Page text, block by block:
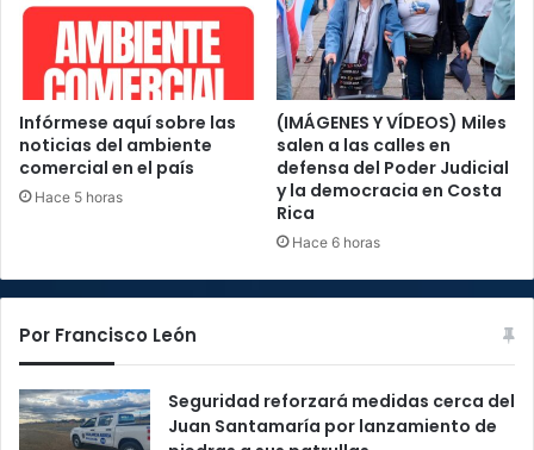
Infórmese aquí sobre las
noticias del ambiente
comercial en el país
Hace 5 horas
(IMÁGENES Y VÍDEOS) Miles
salen a las calles en
defensa del Poder Judicial
y la democracia en Costa
Rica
Hace 6 horas
Por Francisco León
Seguridad reforzará medidas cerca del
Juan Santamaría por lanzamiento de